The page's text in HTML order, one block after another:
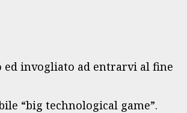
ed invogliato ad entrarvi al fine
“big technological game”.